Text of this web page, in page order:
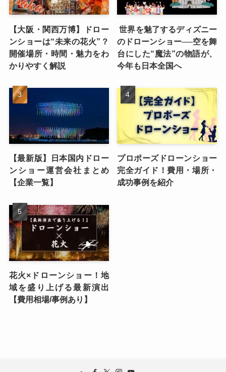
【大阪・関西万博】ドロー
ンショーは“未来の花火”？
開催場所・時間・魅力をわ
かりやすく解説
世界を魅了するディズニー
のドローンショー──空を舞
台にした“魔法”の物語が、
今年も日本全国へ
【最新版】日本国内ドロー
ンショー運営会社まとめ
【企業一覧】
プロポーズドローンショー
完全ガイド！費用・場所・
成功事例を紹介
花火×ドローンショー！地
域を盛り上げる最新演出
【費用相場/事例あり】